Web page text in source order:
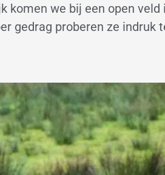
komen we bij een open veld
gedrag proberen ze indruk